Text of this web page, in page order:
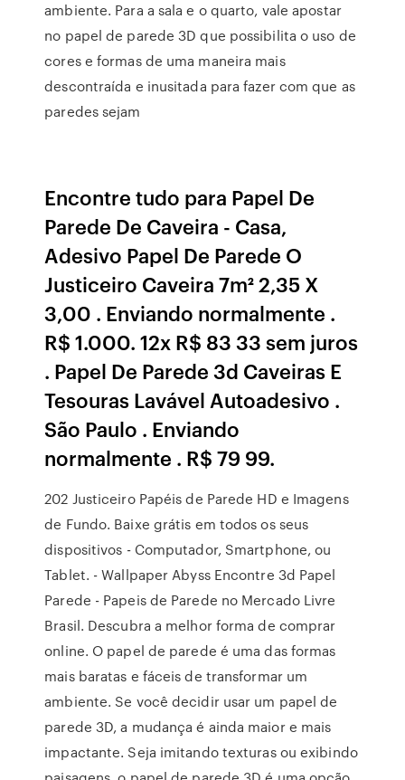
ambiente. Para a sala e o quarto, vale apostar
no papel de parede 3D que possibilita o uso de
cores e formas de uma maneira mais
descontraída e inusitada para fazer com que as
paredes sejam
Encontre tudo para Papel De
Parede De Caveira - Casa,
Adesivo Papel De Parede O
Justiceiro Caveira 7m² 2,35 X
3,00 . Enviando normalmente .
R$ 1.000. 12x R$ 83 33 sem juros
. Papel De Parede 3d Caveiras E
Tesouras Lavável Autoadesivo .
São Paulo . Enviando
normalmente . R$ 79 99.
202 Justiceiro Papéis de Parede HD e Imagens
de Fundo. Baixe grátis em todos os seus
dispositivos - Computador, Smartphone, ou
Tablet. - Wallpaper Abyss Encontre 3d Papel
Parede - Papeis de Parede no Mercado Livre
Brasil. Descubra a melhor forma de comprar
online. O papel de parede é uma das formas
mais baratas e fáceis de transformar um
ambiente. Se você decidir usar um papel de
parede 3D, a mudança é ainda maior e mais
impactante. Seja imitando texturas ou exibindo